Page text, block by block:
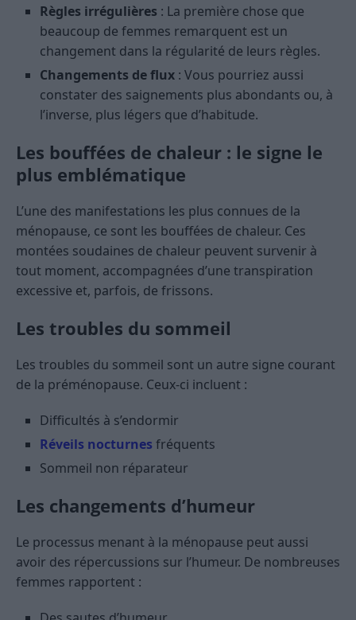
Règles irrégulières : La première chose que
beaucoup de femmes remarquent est un
changement dans la régularité de leurs règles.
Changements de flux : Vous pourriez aussi
constater des saignements plus abondants ou, à
l’inverse, plus légers que d’habitude.
Les bouffées de chaleur : le signe le
plus emblématique
L’une des manifestations les plus connues de la
ménopause, ce sont les bouffées de chaleur. Ces
montées soudaines de chaleur peuvent survenir à
tout moment, accompagnées d’une transpiration
excessive et, parfois, de frissons.
Les troubles du sommeil
Les troubles du sommeil sont un autre signe courant
de la préménopause. Ceux-ci incluent :
Difficultés à s’endormir
Réveils nocturnes fréquents
Sommeil non réparateur
Les changements d’humeur
Le processus menant à la ménopause peut aussi
avoir des répercussions sur l’humeur. De nombreuses
femmes rapportent :